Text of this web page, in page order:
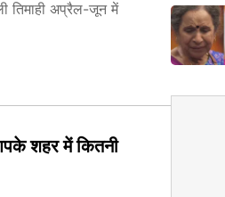
तिमाही अप्रैल-जून में
शहर में कितनी